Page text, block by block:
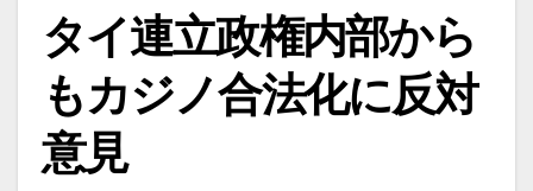
タイ連立政権内部から
もカジノ合法化に反対
意見